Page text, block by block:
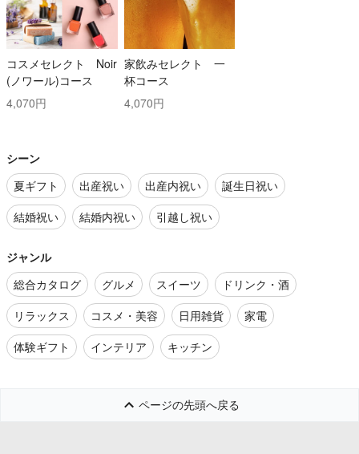
コスメセレクト Noir
(ノワール)コース
4,070円
家飲みセレクト 一
杯コース
4,070円
シーン
夏ギフト
出産祝い 出産内祝い
誕生日祝い
結婚祝い
結婚内祝い 引越し祝い
ジャンル
総合カタログ
グルメ スイーツ
ドリンク・酒
リラックス
コスメ・美容 日用雑貨
家電
体験ギフト
インテリア キッチン
ページの先頭へ戻る